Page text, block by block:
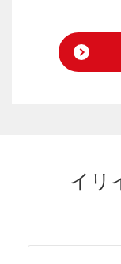
イリ